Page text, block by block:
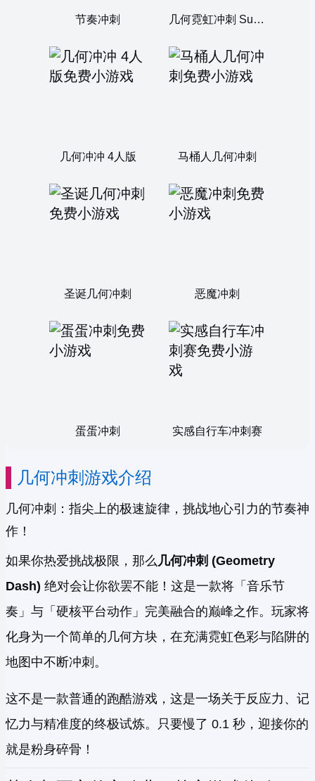
节奏冲刺 几何霓虹冲刺 Subzero
几何冲冲 4人版 马桶人几何冲刺
圣诞几何冲刺 恶魔冲刺
蛋蛋冲刺 实感自行车冲刺赛
几何冲刺游戏介绍
几何冲刺：指尖上的极速旋律，挑战地心引力的节奏神
作！
如果你热爱挑战极限，那么几何冲刺 (Geometry
Dash) 绝对会让你欲罢不能！这是一款将「音乐节
奏」与「硬核平台动作」完美融合的巅峰之作。玩家将
化身为一个简单的几何方块，在充满霓虹色彩与陷阱的
地图中不断冲刺。
这不是一款普通的跑酷游戏，这是一场关于反应力、记
忆力与精准度的终极试炼。只要慢了 0.1 秒，迎接你的
就是粉身碎骨！